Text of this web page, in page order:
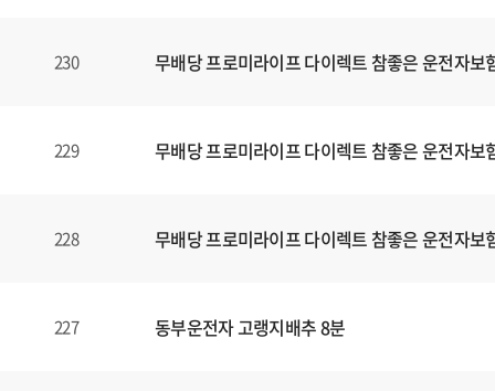
230 무배당 프로미라이프 다이렉트 참좋은 운전자보
229 무배당 프로미라이프 다이렉트 참좋은 운전자보
228 무배당 프로미라이프 다이렉트 참좋은 운전자보
227 동부운전자 고랭지배추 8분